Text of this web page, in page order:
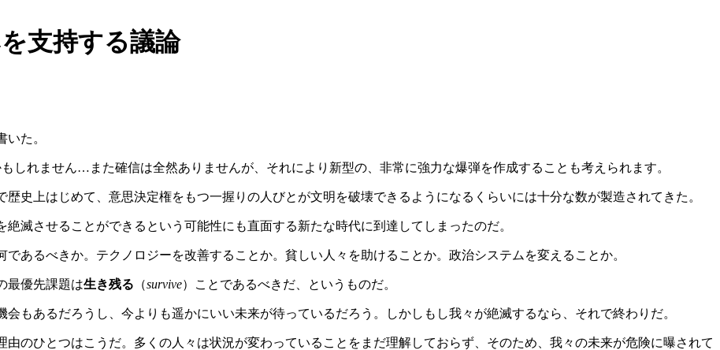
支持する議論
た。
しれません…また確信は全然ありませんが、それにより新型の、非常に強力な爆弾を作成することも考えられます。
史上はじめて、意思決定権をもつ一握りの人びとが文明を破壊できるようになるくらいには十分な数が製造されてきた。
滅させることができるという可能性にも直面する新たな時代に到達してしまったのだ。
あるべきか。テクノロジーを改善することか。貧しい人々を助けることか。政治システムを変えることか。
最優先課題は生き残る （survive）ことであるべきだ、というものだ。
もあるだろうし、今よりも遥かにいい未来が待っているだろう。しかしもし我々が絶滅するなら、それで終わりだ。
のひとつはこうだ。多くの人々は状況が変わっていることをまだ理解しておらず、そのため、我々の未来が危険に曝されて